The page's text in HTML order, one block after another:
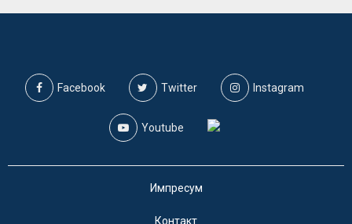
Facebook Twitter Instagram
Youtube
Импресум
Контакт